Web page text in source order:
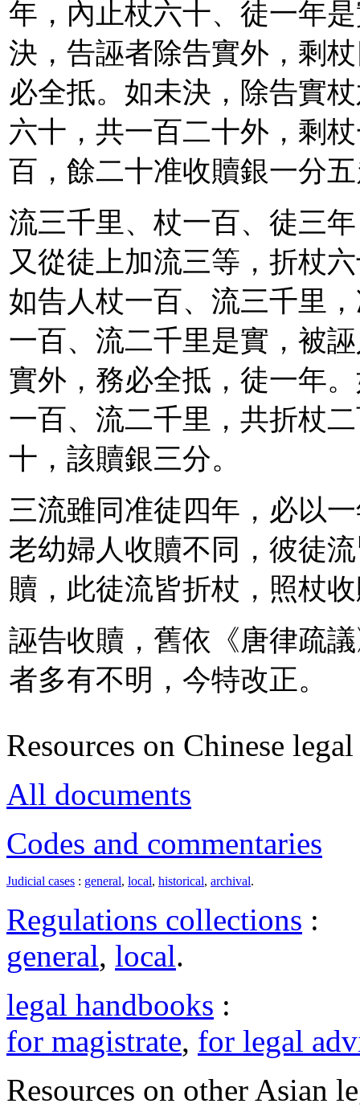
年，內止杖六十、徒一年
決，告誣者除告實外，剩
必全抵。如未決，除告實
六十，共一百二十外，剩
百，餘二十准收贖銀一分
流三千里、杖一百、徒三
又從徒上加流三等，折杖
如告人杖一百、流三千里
一百、流二千里是實，被
實外，務必全抵，徒一年
一百、流二千里，共折杖
十，該贖銀三分。
三流雖同准徒四年，必以
老幼婦人收贖不同，彼徒
贖，此徒流皆折杖，照杖
誣告收贖，舊依《唐律疏
者多有不明，今特改正。
Resources on Chinese
All documents
Codes and commentaries
Judicial cases : general, local, historical, archival.
Regulations collections :
general, local.
legal handbooks :
for magistrate, for legal
Resources on other Asian